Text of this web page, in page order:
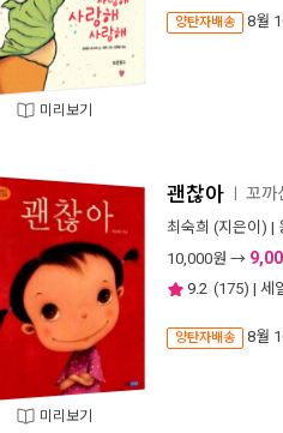
미리보기
양탄자배송 8월
미리보기
괜찮아 꼬까
최숙희 (지은이) |
10,000원 →
9.2 (175) | 세
양탄자배송 8월